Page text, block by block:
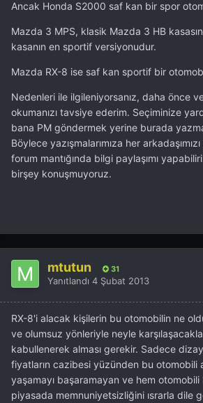
Ancak Honda S2000 saf kan bir spor
Mazda 3 MPS, klasik Mazda 3 HB
kasanın en sportif versiyonudur.
Mazda RX-8 ise saf kan sportif bir
Nedenleri ile ilgileniyorsanız, daha önce
okumanızı tavsiye ederim. Seçiminize
bana PM göndermek yerine burada
Böylece yazışmalarımıza her
forum mantığında bilgi paylaşımı
birşey konuşmuyoruz.
mtutun 31
Yanıtlandı 4 Şubat 2013
RX-8'i alacak kişilerin bu otomobilin ne
ve olumsuz yönleriyle neyle
kabullenerek alması gerekir. Sadece
fiyatların cazibesi yüzünden bu otomobili
yaşamayı başaramayan ve hem otomobili
piyasada memnuniyetsizliğini ısrarla dile